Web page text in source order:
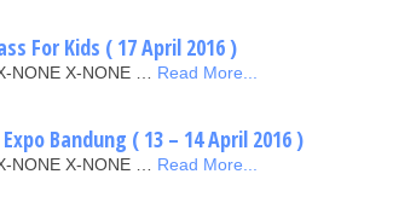
For Kids ( 17 April 2016 )
NONE X-NONE … Read More...
Bandung ( 13 – 14 April 2016 )
NONE X-NONE … Read More...